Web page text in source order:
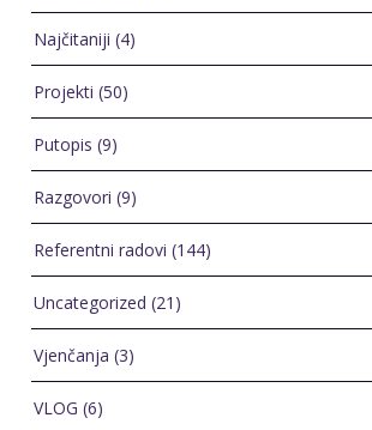
Najčitaniji (4)
Projekti (50)
Putopis (9)
Razgovori (9)
Referentni radovi (144)
Uncategorized (21)
Vjenčanja (3)
VLOG (6)